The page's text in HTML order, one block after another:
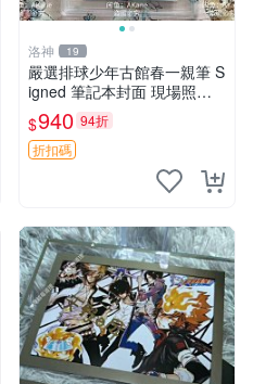
洛神 19
嚴選排球少年古館春一親筆 S
igned 筆記本封面 現場照片
收藏品 周邊 限定版 排球小子
古典漫畫 雙面相框 漫畫周邊
收藏相片
$940 94折
折扣碼